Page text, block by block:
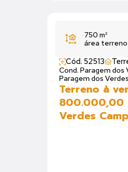
750 m²
área terreno
Cód. 52513
Cond. Paragem dos
Paragem dos
Terreno à
800.000,00
Verdes